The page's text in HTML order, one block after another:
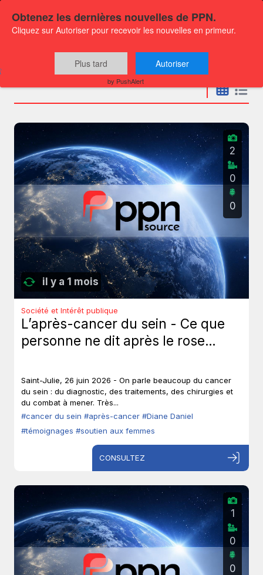
Communiqués
il y a 1 mois
2
0
0
Société et Intérêt publique
L’après-cancer du sein - Ce que
personne ne dit après le rose…
Saint-Julie, 26 juin 2026 - On parle beaucoup du cancer
du sein : du diagnostic, des traitements, des chirurgies et
du combat à mener. Très...
#cancer du sein #après-cancer #Diane Daniel
#témoignages #soutien aux femmes
CONSULTEZ
1
0
0
Obtenez les dernières nouvelles de PPN.
Cliquez sur Autoriser pour recevoir les nouvelles en primeur.
Plus tard Autoriser
by PushAlert